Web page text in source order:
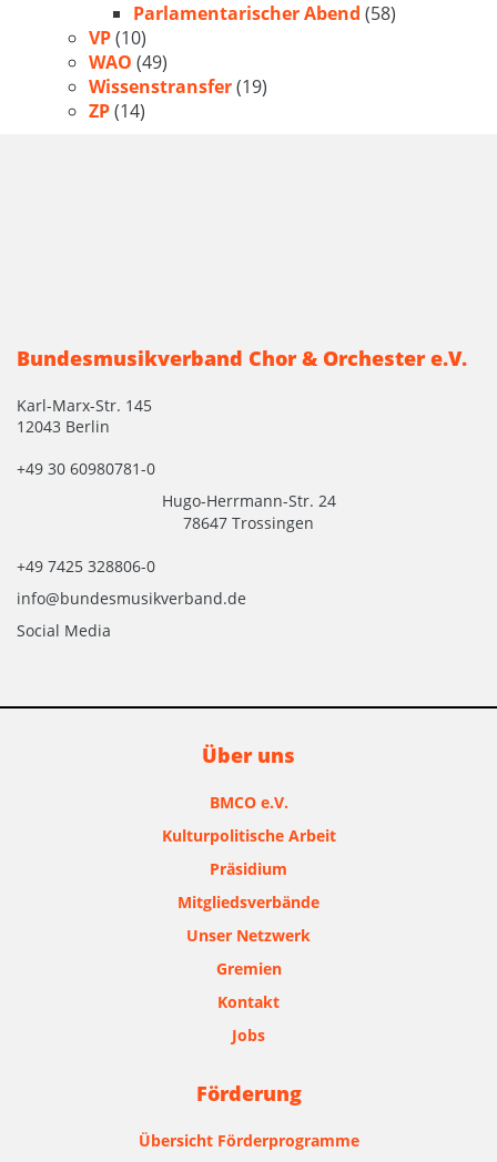
Parlamentarischer Abend (58)
VP(10)
WAO (49)
Wissenstransfer(19)
ZP(14)
Bundesmusikverband Chor & Orchester e.V.
Karl-Marx-Str. 145
12043 Berlin
+49 30 60980781-0
Hugo-Herrmann-Str. 24
78647 Trossingen
+49 7425 328806-0
info@bundesmusikverband.de
Social Media
Über uns
BMCO e.V.
Kulturpolitische Arbeit
Präsidium
Mitgliedsverbände
Unser Netzwerk
Gremien
Kontakt
Jobs
Förderung
Übersicht Förderprogramme